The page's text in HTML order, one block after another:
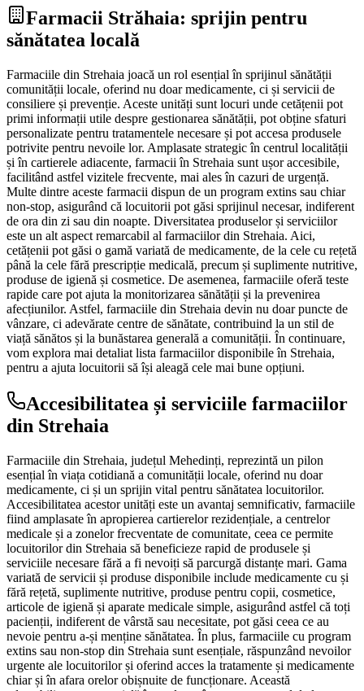
Farmacii Străhaia: sprijin pentru
sănătatea locală
Farmaciile din Strehaia joacă un rol esențial în sprijinul sănătății
comunității locale, oferind nu doar medicamente, ci și servicii de
consiliere și prevenție. Aceste unități sunt locuri unde cetățenii pot
primi informații utile despre gestionarea sănătății, pot obține sfaturi
personalizate pentru tratamentele necesare și pot accesa produsele
potrivite pentru nevoile lor. Amplasate strategic în centrul localității
și în cartierele adiacente, farmacii în Strehaia sunt ușor accesibile,
facilitând astfel vizitele frecvente, mai ales în cazuri de urgență.
Multe dintre aceste farmacii dispun de un program extins sau chiar
non-stop, asigurând că locuitorii pot găsi sprijinul necesar, indiferent
de ora din zi sau din noapte. Diversitatea produselor și serviciilor
este un alt aspect remarcabil al farmaciilor din Strehaia. Aici,
cetățenii pot găsi o gamă variată de medicamente, de la cele cu rețetă
până la cele fără prescripție medicală, precum și suplimente nutritive,
produse de igienă și cosmetice. De asemenea, farmaciile oferă teste
rapide care pot ajuta la monitorizarea sănătății și la prevenirea
afecțiunilor. Astfel, farmaciile din Strehaia devin nu doar puncte de
vânzare, ci adevărate centre de sănătate, contribuind la un stil de
viață sănătos și la bunăstarea generală a comunității. În continuare,
vom explora mai detaliat lista farmaciilor disponibile în Strehaia,
pentru a ajuta locuitorii să își aleagă cele mai bune opțiuni.
Accesibilitatea și serviciile farmaciilor
din Strehaia
Farmaciile din Strehaia, județul Mehedinți, reprezintă un pilon
esențial în viața cotidiană a comunității locale, oferind nu doar
medicamente, ci și un sprijin vital pentru sănătatea locuitorilor.
Accesibilitatea acestor unități este un avantaj semnificativ, farmaciile
fiind amplasate în apropierea cartierelor rezidențiale, a centrelor
medicale și a zonelor frecventate de comunitate, ceea ce permite
locuitorilor din Strehaia să beneficieze rapid de produsele și
serviciile necesare fără a fi nevoiți să parcurgă distanțe mari. Gama
variată de servicii și produse disponibile include medicamente cu și
fără rețetă, suplimente nutritive, produse pentru copii, cosmetice,
articole de igienă și aparate medicale simple, asigurând astfel că toți
pacienții, indiferent de vârstă sau necesitate, pot găsi ceea ce au
nevoie pentru a-și menține sănătatea. În plus, farmaciile cu program
extins sau non-stop din Strehaia sunt esențiale, răspunzând nevoilor
urgente ale locuitorilor și oferind acces la tratamente și medicamente
chiar și în afara orelor obișnuite de funcționare. Această